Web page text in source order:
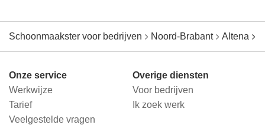
Schoonmaakster voor bedrijven Noord-Brabant Altena
Onze service
Werkwijze
Tarief
Veelgestelde vragen
Overige diensten
Voor bedrijven
Ik zoek werk